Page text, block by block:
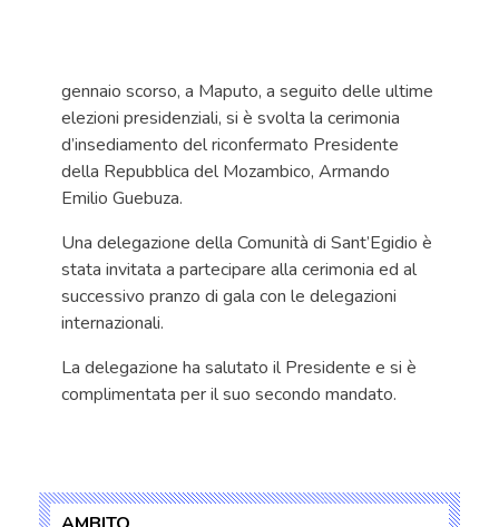
gennaio scorso, a Maputo, a seguito delle ultime
elezioni presidenziali, si è svolta la cerimonia
d’insediamento del riconfermato Presidente
della Repubblica del Mozambico, Armando
Emilio Guebuza.
Una delegazione della Comunità di Sant’Egidio è
stata invitata a partecipare alla cerimonia ed al
successivo pranzo di gala con le delegazioni
internazionali.
La delegazione ha salutato il Presidente e si è
complimentata per il suo secondo mandato.